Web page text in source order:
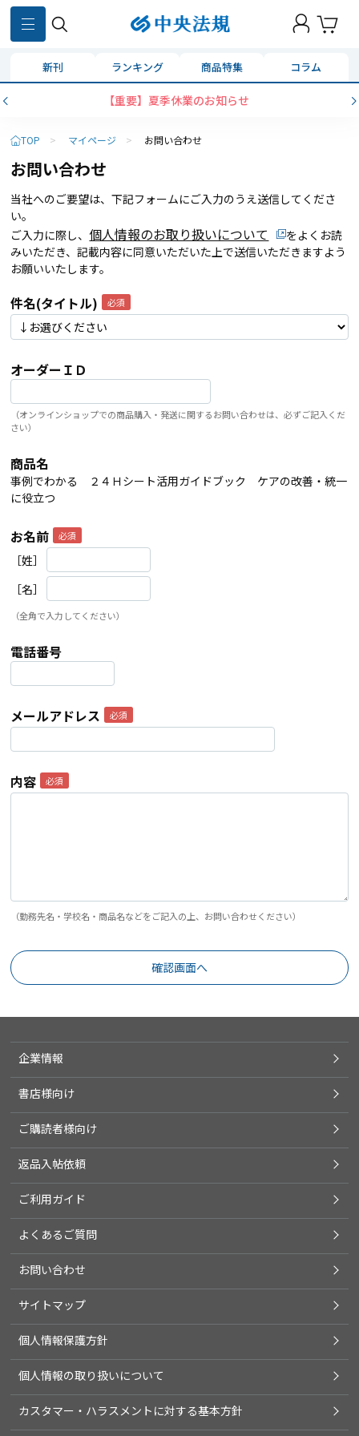
新刊 ランキング 商品特集 コラム
【重要】夏季休業のお知らせ
TOP > マイページ > お問い合わせ
お問い合わせ
当社へのご要望は、下記フォームにご入力のうえ送信してくださ
い。
ご入力に際し、 個人情報のお取り扱いについて
をよくお読
みいただき、記載内容に同意いただいた上で送信いただきますよう
お願いいたします。
件名(タイトル)
オーダーＩＤ
（オンラインショップでの商品購入・発送に関するお問い合わせは、必ずご記入くだ
さい）
商品名
事例でわかる ２４Ｈシート活用ガイドブック ケアの改善・統一
に役立つ
お名前
［姓］
［名］
（全角で入力してください）
電話番号
メールアドレス
内容
（勤務先名・学校名・商品名などをご記入の上、お問い合わせください）
企業情報
書店様向け
ご購読者様向け
返品入帖依頼
ご利用ガイド
よくあるご質問
お問い合わせ
サイトマップ
個人情報保護方針
個人情報の取り扱いについて
カスタマー・ハラスメントに対する基本方針